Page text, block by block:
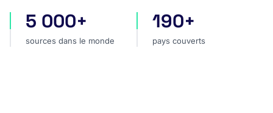
sources dans le monde
5 000+
sources dans le monde
pays couverts
190+
pays couverts